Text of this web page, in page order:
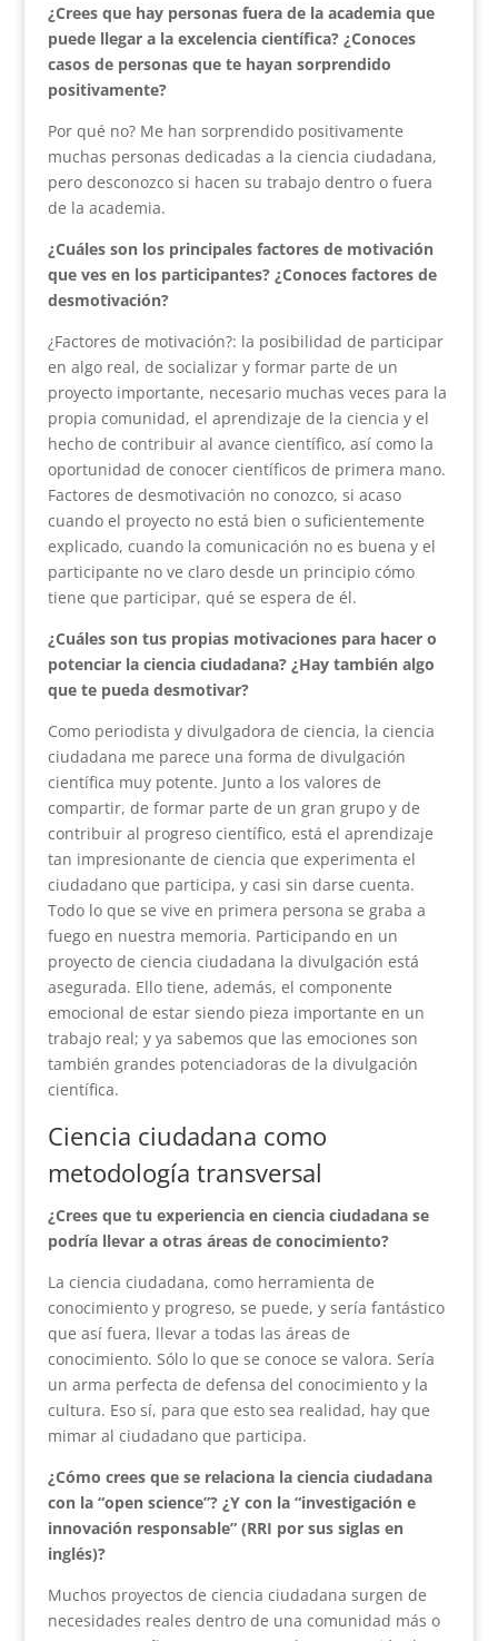
¿Crees que hay personas fuera de la academia que
puede llegar a la excelencia científica? ¿Conoces
casos de personas que te hayan sorprendido
positivamente?
Por qué no? Me han sorprendido positivamente
muchas personas dedicadas a la ciencia ciudadana,
pero desconozco si hacen su trabajo dentro o fuera
de la academia.
¿Cuáles son los principales factores de motivación
que ves en los participantes? ¿Conoces factores de
desmotivación?
¿Factores de motivación?: la posibilidad de participar
en algo real, de socializar y formar parte de un
proyecto importante, necesario muchas veces para la
propia comunidad, el aprendizaje de la ciencia y el
hecho de contribuir al avance científico, así como la
oportunidad de conocer científicos de primera mano.
Factores de desmotivación no conozco, si acaso
cuando el proyecto no está bien o suficientemente
explicado, cuando la comunicación no es buena y el
participante no ve claro desde un principio cómo
tiene que participar, qué se espera de él.
¿Cuáles son tus propias motivaciones para hacer o
potenciar la ciencia ciudadana? ¿Hay también algo
que te pueda desmotivar?
Como periodista y divulgadora de ciencia, la ciencia
ciudadana me parece una forma de divulgación
científica muy potente. Junto a los valores de
compartir, de formar parte de un gran grupo y de
contribuir al progreso científico, está el aprendizaje
tan impresionante de ciencia que experimenta el
ciudadano que participa, y casi sin darse cuenta.
Todo lo que se vive en primera persona se graba a
fuego en nuestra memoria. Participando en un
proyecto de ciencia ciudadana la divulgación está
asegurada. Ello tiene, además, el componente
emocional de estar siendo pieza importante en un
trabajo real; y ya sabemos que las emociones son
también grandes potenciadoras de la divulgación
científica.
Ciencia ciudadana como
metodología transversal
¿Crees que tu experiencia en ciencia ciudadana se
podría llevar a otras áreas de conocimiento?
La ciencia ciudadana, como herramienta de
conocimiento y progreso, se puede, y sería fantástico
que así fuera, llevar a todas las áreas de
conocimiento. Sólo lo que se conoce se valora. Sería
un arma perfecta de defensa del conocimiento y la
cultura. Eso sí, para que esto sea realidad, hay que
mimar al ciudadano que participa.
¿Cómo crees que se relaciona la ciencia ciudadana
con la “open science”? ¿Y con la “investigación e
innovación responsable” (RRI por sus siglas en
inglés)?
Muchos proyectos de ciencia ciudadana surgen de
necesidades reales dentro de una comunidad más o